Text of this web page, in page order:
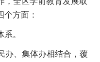
方面：
。
、集体办相结合，覆